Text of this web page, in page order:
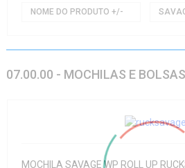
NOME DO PRODUTO +/-
07.00.00 - MOCHILAS E
MOCHILA SAVAGE WP ROLL UP